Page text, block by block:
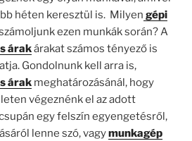
héten keresztül is. Milyen gépi
ezen munkák során? A
árakárakat számos tényező is
Gondolnunk kell arra is,
árak meghatározásánál, hogy
végeznénk el az adott
egy felszín egyengetésről,
lenne szó, vagymunkagép